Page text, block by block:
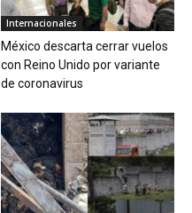
Internacionales
México descarta cerrar vuelos
con Reino Unido por variante
de coronavirus